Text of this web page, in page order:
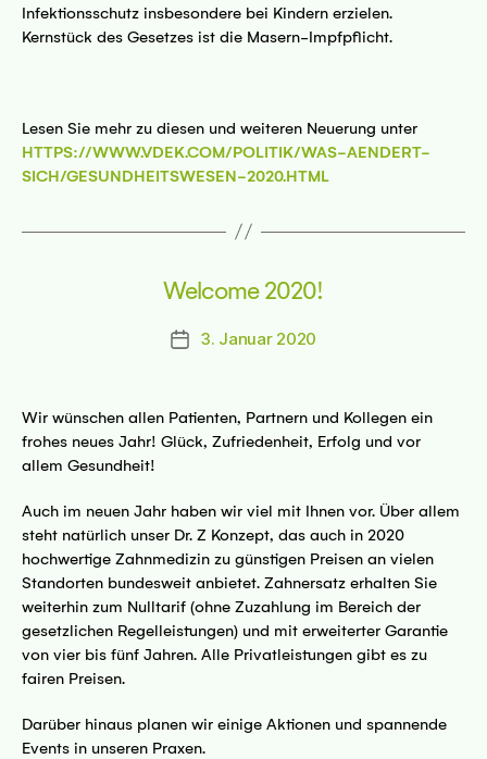
Infektionsschutz insbesondere bei Kindern erzielen.
Kernstück des Gesetzes ist die Masern-Impfpflicht.
Lesen Sie mehr zu diesen und weiteren Neuerung unter
HTTPS://WWW.VDEK.COM/POLITIK/WAS-AENDERT-
SICH/GESUNDHEITSWESEN-2020.HTML
Welcome 2020!
Beitragsdatum
3. Januar 2020
Wir wünschen allen Patienten, Partnern und Kollegen ein
frohes neues Jahr! Glück, Zufriedenheit, Erfolg und vor
allem Gesundheit!
Auch im neuen Jahr haben wir viel mit Ihnen vor. Über allem
steht natürlich unser Dr. Z Konzept, das auch in 2020
hochwertige Zahnmedizin zu günstigen Preisen an vielen
Standorten bundesweit anbietet. Zahnersatz erhalten Sie
weiterhin zum Nulltarif (ohne Zuzahlung im Bereich der
gesetzlichen Regelleistungen) und mit erweiterter Garantie
von vier bis fünf Jahren. Alle Privatleistungen gibt es zu
fairen Preisen.
Darüber hinaus planen wir einige Aktionen und spannende
Events in unseren Praxen.